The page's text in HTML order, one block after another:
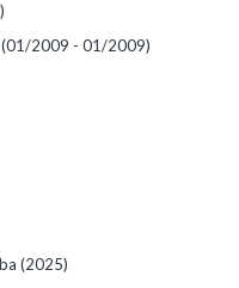
(01/2009 - 01/2009)
(2025)